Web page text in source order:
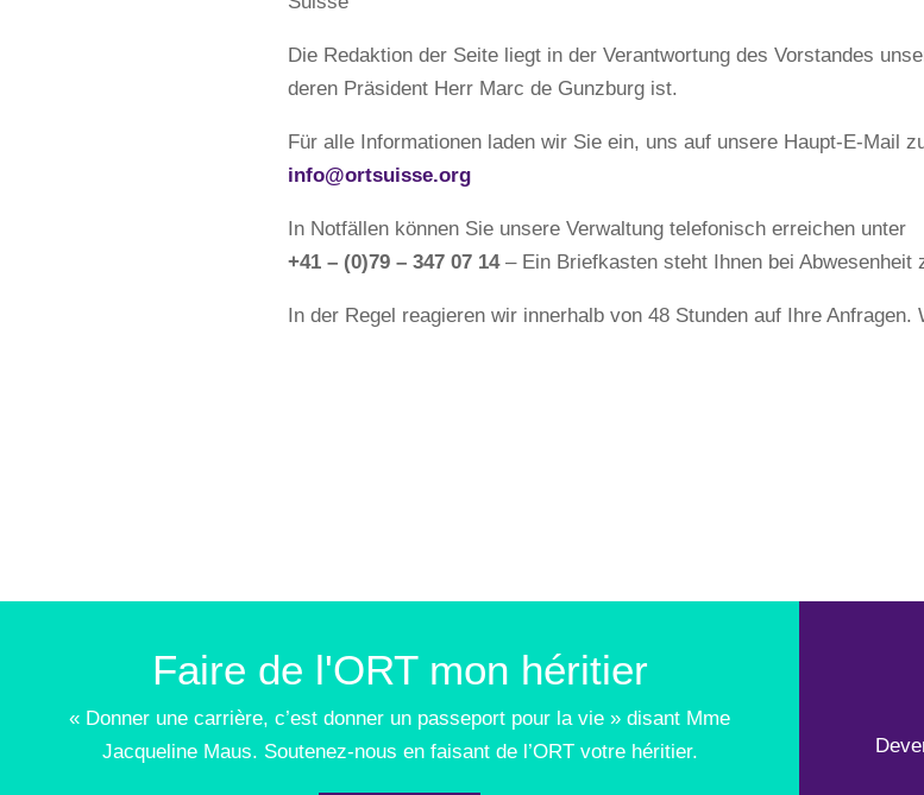
Die Redaktion der Seite liegt in der Verantwortung des Vorstandes
deren Präsident Herr Marc de Gunzburg ist.
Für alle Informationen laden wir Sie ein, uns auf unsere Haupt-E-Mail
info@ortsuisse.org
In Notfällen können Sie unsere Verwaltung telefonisch erreichen unter
+41 – (0)79 – 347 07 14 – Ein Briefkasten steht Ihnen bei Abwesenheit
In der Regel reagieren wir innerhalb von 48 Stunden auf Ihre
Faire de l'ORT mon héritier
« Donner une carrière, c’est donner un passeport pour la vie » disant Mme
Jacqueline Maus. Soutenez-nous en faisant de l’ORT votre héritier.